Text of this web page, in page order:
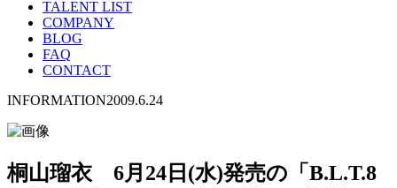
TALENT LIST
COMPANY
BLOG
FAQ
CONTACT
INFORMATION2009.6.24
桐山瑠衣 6月24日(水)発売の「B.L.T.8